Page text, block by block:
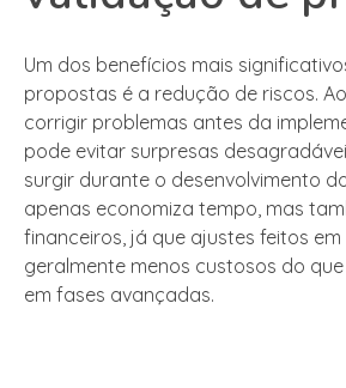
Um dos benefícios mais
propostas é a redução de riscos.
corrigir problemas antes da
pode evitar surpresas
surgir durante o desenvolvimento
apenas economiza tempo, mas
financeiros, já que ajustes feitos
geralmente menos custosos do
em fases avançadas.